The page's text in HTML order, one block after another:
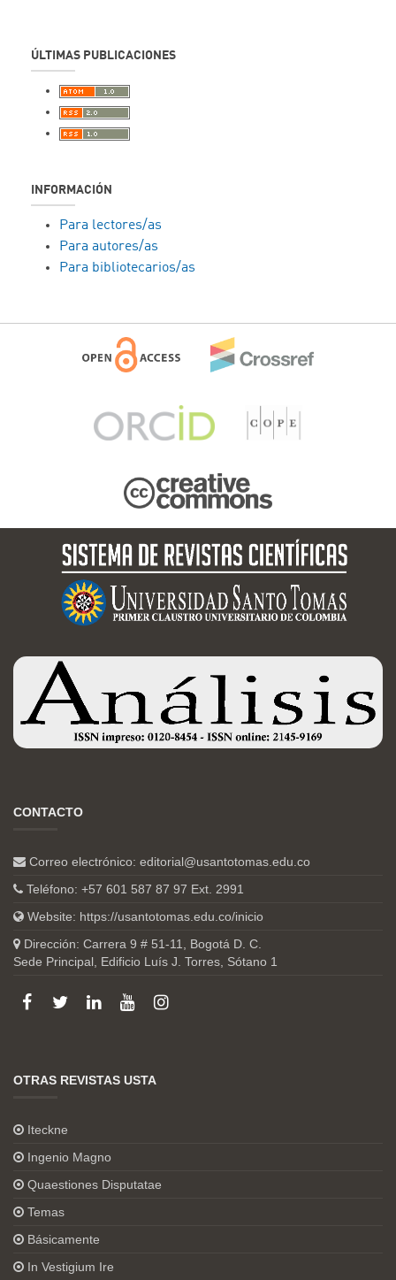
ÚLTIMAS PUBLICACIONES
INFORMACIÓN
Para lectores/as
Para autores/as
Para bibliotecarios/as
CONTACTO
Correo electrónico: editorial@usantotomas.edu.co
Teléfono: +57 601 587 87 97 Ext. 2991
Website: https://usantotomas.edu.co/inicio
Dirección: Carrera 9 # 51-11, Bogotá D. C.
Sede Principal, Edificio Luís J. Torres, Sótano 1
OTRAS REVISTAS USTA
Iteckne
Ingenio Magno
Quaestiones Disputatae
Temas
Básicamente
In Vestigium Ire